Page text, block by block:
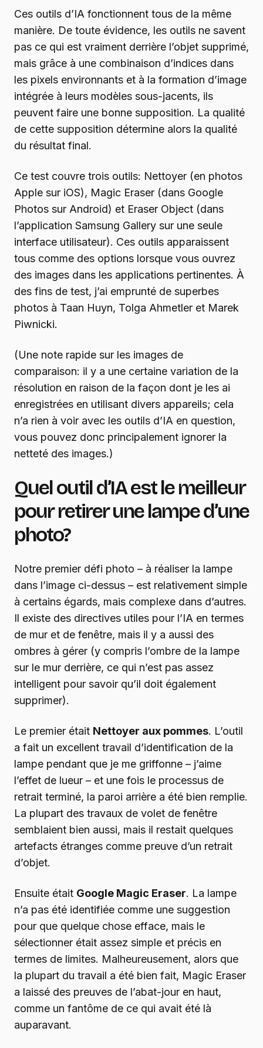
Ces outils d’IA fonctionnent tous de la même
manière. De toute évidence, les outils ne savent
pas ce qui est vraiment derrière l’objet supprimé,
mais grâce à une combinaison d’indices dans
les pixels environnants et à la formation d’image
intégrée à leurs modèles sous-jacents, ils
peuvent faire une bonne supposition. La qualité
de cette supposition détermine alors la qualité
du résultat final.
Ce test couvre trois outils: Nettoyer (en photos
Apple sur iOS), Magic Eraser (dans Google
Photos sur Android) et Eraser Object (dans
l’application Samsung Gallery sur une seule
interface utilisateur). Ces outils apparaissent
tous comme des options lorsque vous ouvrez
des images dans les applications pertinentes. À
des fins de test, j’ai emprunté de superbes
photos à Taan Huyn, Tolga Ahmetler et Marek
Piwnicki.
(Une note rapide sur les images de
comparaison: il y a une certaine variation de la
résolution en raison de la façon dont je les ai
enregistrées en utilisant divers appareils; cela
n’a rien à voir avec les outils d’IA en question,
vous pouvez donc principalement ignorer la
netteté des images.)
Quel outil d’IA est le meilleur
pour retirer une lampe d’une
photo?
Notre premier défi photo – à réaliser la lampe
dans l’image ci-dessus – est relativement simple
à certains égards, mais complexe dans d’autres.
Il existe des directives utiles pour l’IA en termes
de mur et de fenêtre, mais il y a aussi des
ombres à gérer (y compris l’ombre de la lampe
sur le mur derrière, ce qui n’est pas assez
intelligent pour savoir qu’il doit également
supprimer).
Le premier était Nettoyer aux pommes. L’outil
a fait un excellent travail d’identification de la
lampe pendant que je me griffonne – j’aime
l’effet de lueur – et une fois le processus de
retrait terminé, la paroi arrière a été bien remplie.
La plupart des travaux de volet de fenêtre
semblaient bien aussi, mais il restait quelques
artefacts étranges comme preuve d’un retrait
d’objet.
Ensuite était Google Magic Eraser. La lampe
n’a pas été identifiée comme une suggestion
pour que quelque chose efface, mais le
sélectionner était assez simple et précis en
termes de limites. Malheureusement, alors que
la plupart du travail a été bien fait, Magic Eraser
a laissé des preuves de l’abat-jour en haut,
comme un fantôme de ce qui avait été là
auparavant.